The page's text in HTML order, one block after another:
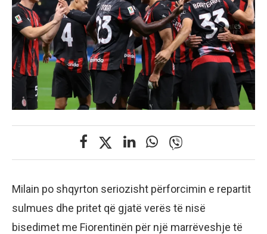
Milain po shqyrton seriozisht përforcimin e repartit
sulmues dhe pritet që gjatë verës të nisë
bisedimet me Fiorentinën për një marrëveshje të